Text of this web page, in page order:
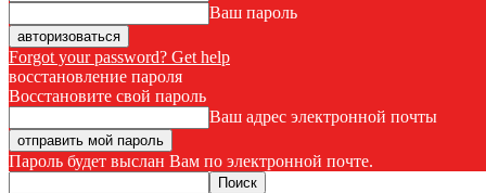
Ваш пароль
Forgot your password? Get help
восстановление пароля
Восстановите свой пароль
Ваш адрес электронной почты
Пароль будет выслан Вам по электронной почте.